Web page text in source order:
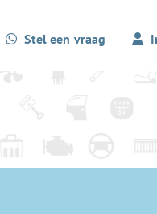
Stel een vraag